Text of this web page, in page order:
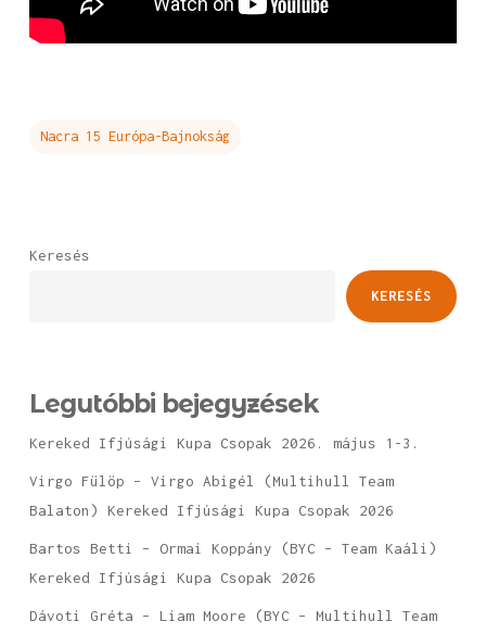
Nacra 15 Európa-Bajnokság
Keresés
KERESÉS
Legutóbbi bejegyzések
Kereked Ifjúsági Kupa Csopak 2026. május 1-3.
Virgo Fülöp – Virgo Abigél (Multihull Team
Balaton) Kereked Ifjúsági Kupa Csopak 2026
Bartos Betti – Ormai Koppány (BYC – Team Kaáli)
Kereked Ifjúsági Kupa Csopak 2026
Dávoti Gréta – Liam Moore (BYC – Multihull Team